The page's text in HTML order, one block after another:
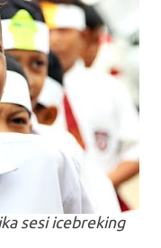
sesi icebreking